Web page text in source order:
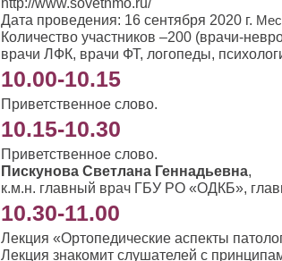
http://www.sovetnmo.ru/
Дата проведения: 16 сентября 2020 г.
Количество участников –200 (врачи-
врачи ЛФК, врачи ФТ, логопеды,
10.00-10.15
Приветственное слово.
10.15-10.30
Приветственное слово.
Пискунова Светлана Геннадьевна,
к.м.н. главный врач ГБУ РО «ОДКБ»,
10.30-11.00
Лекция «Ортопедические аспекты
Лекция знакомит слушателей с